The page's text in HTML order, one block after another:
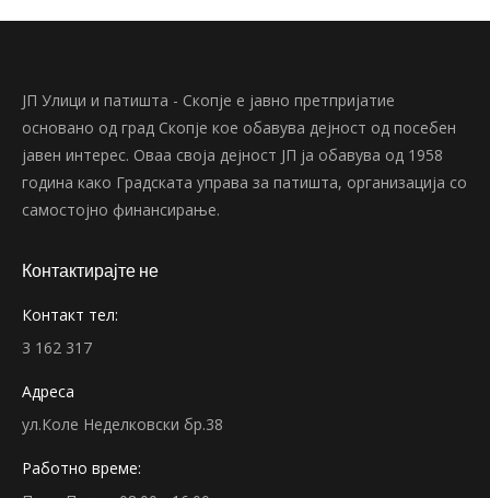
ЈП Улици и патишта - Скопје е јавно претпријатие
основано од град Скопје кое обавува дејност од посебен
јавен интерес. Оваа своја дејност ЈП ја обавува од 1958
година како Градската управа за патишта, организација со
самостојно финансирање.
Контактирајте не
Контакт тел:
3 162 317
Адреса
ул.Коле Неделковски бр.38
Работно време: